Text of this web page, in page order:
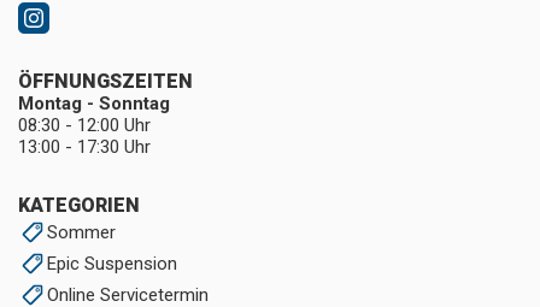
KATEGORIEN
Sommer
Epic Suspension
Online Servicetermin
ÖFFNUNGSZEITEN
Montag - Sonntag
08:30 - 12:00 Uhr
13:00 - 17:30 Uhr